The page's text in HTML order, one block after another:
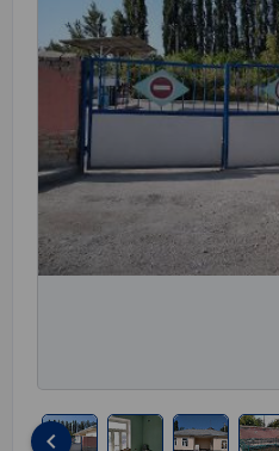
keyboard_arrow_left